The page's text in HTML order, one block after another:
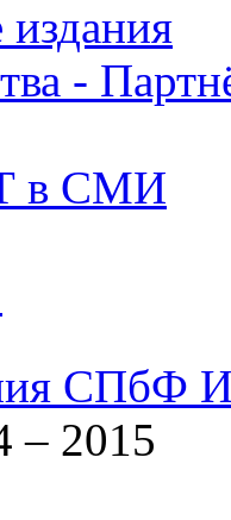
-
в СМИ
СПбФ
– 2015